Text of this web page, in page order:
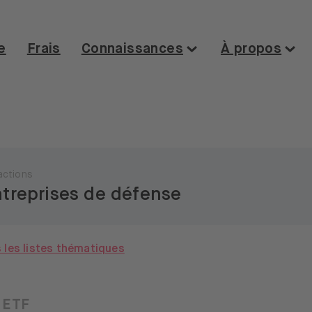
Frais Connaissances À propos
de défenseToggle content
Axon Enterprise
Electric
les listes thématiques